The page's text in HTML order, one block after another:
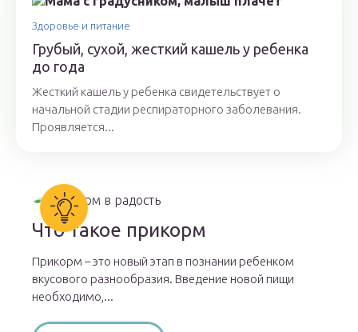
Здоровье и питание
Грубый, сухой, жесткий кашель у ребенка
до года
Жесткий кашель у ребенка свидетельствует о
начальной стадии респираторного заболевания.
Проявляется...
Что такое прикорм
Прикорм – это новый этап в познании ребенком
вкусового разнообразия. Введение новой пищи
необходимо,...